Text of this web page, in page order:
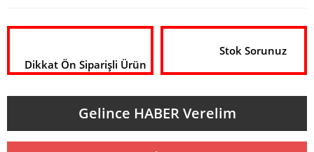
Dikkat Ön Siparişli Ürün
Stok Sorunuz
Gelince HABER Verelim